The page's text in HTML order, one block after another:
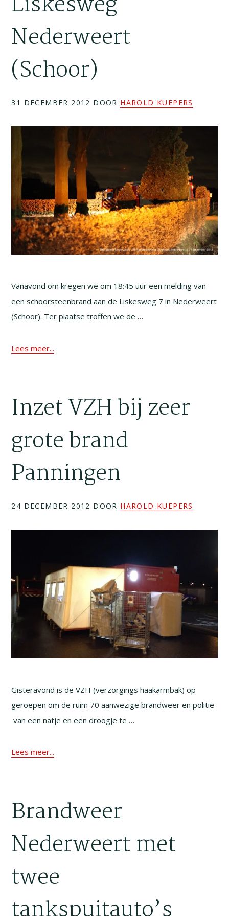
Nederweert
(Schoor)
31 DECEMBER 2012 DOOR HAROLD KUEPERS
Vanavond om kregen we om 18:45 uur een melding van
een schoorsteenbrand aan de Liskesweg 7 in Nederweert
(Schoor). Ter plaatse troffen we de …
Lees meer...
Inzet VZH bij zeer
grote brand
Panningen
24 DECEMBER 2012 DOOR HAROLD KUEPERS
Gisteravond is de VZH (verzorgings haakarmbak) op
geroepen om de ruim 70 aanwezige brandweer en politie
van een natje en een droogje te …
Lees meer...
Brandweer
Nederweert met
twee